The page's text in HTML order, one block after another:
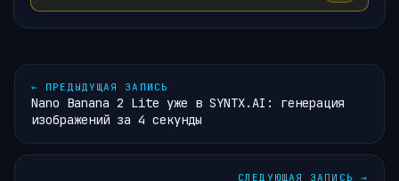
← ПРЕДЫДУЩАЯ ЗАПИСЬ
Nano Banana 2 Lite уже в SYNTX.AI: генерация
изображений за 4 секунды
СЛЕДУЮЩАЯ ЗАПИСЬ →